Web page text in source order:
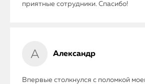
приятные сотрудники. Спасибо!
Александр
Впервые столкнулся с поломкой